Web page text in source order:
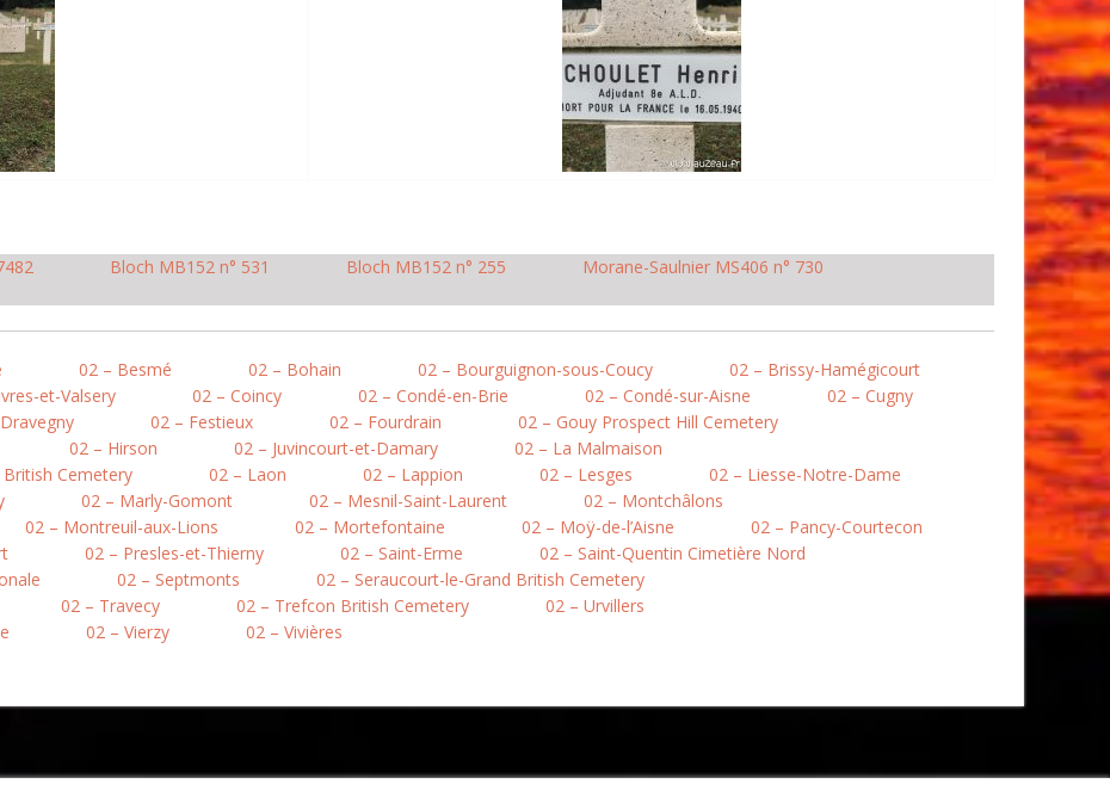
Bloch MB152 n° 531 Bloch MB152 n° 255 Morane-Saulnier MS406 n° 730
02 – Besmé 02 – Bohain 02 – Bourguignon-sous-Coucy
02 – Brissy-Hamégicourt
et-Valsery 02 – Coincy 02 – Condé-en-Brie 02 – Condé-sur-Aisne
02 – Cugny
02 – Festieux 02 – Fourdrain
02 – Gouy Prospect Hill Cemetery
02 – Hirson 02 – Juvincourt-et-Damary
02 – La Malmaison
Cemetery
02 – Laon 02 – Lappion 02 – Lesges
02 – Liesse-Notre-Dame
02 – Marly-Gomont 02 – Mesnil-Saint-Laurent
02 – Montchâlons
02 – Montreuil-aux-Lions 02 – Mortefontaine 02 – Moÿ-de-l’Aisne
02 – Pancy-Courtecon
02 – Presles-et-Thierny 02 – Saint-Erme
02 – Saint-Quentin Cimetière Nord
02 – Septmonts
02 – Seraucourt-le-Grand British Cemetery
02 – Travecy 02 – Trefcon British Cemetery
02 – Urvillers
02 – Vierzy 02 – Vivières